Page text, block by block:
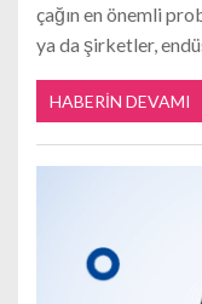
çağın en önemli
ya da şirketler,
HABERIN DEVAMI